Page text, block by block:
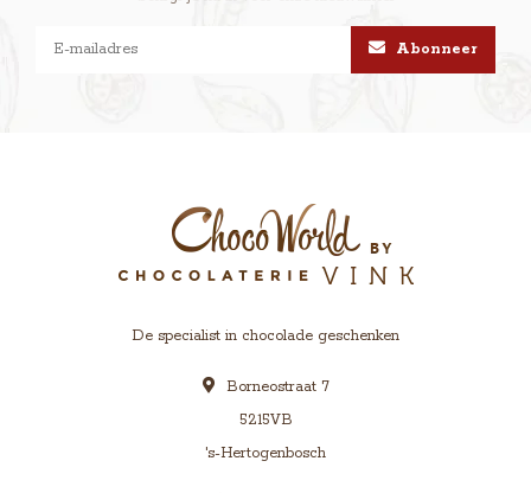
Abonneer
De specialist in chocolade geschenken
Borneostraat 7
5215VB
's-Hertogenbosch